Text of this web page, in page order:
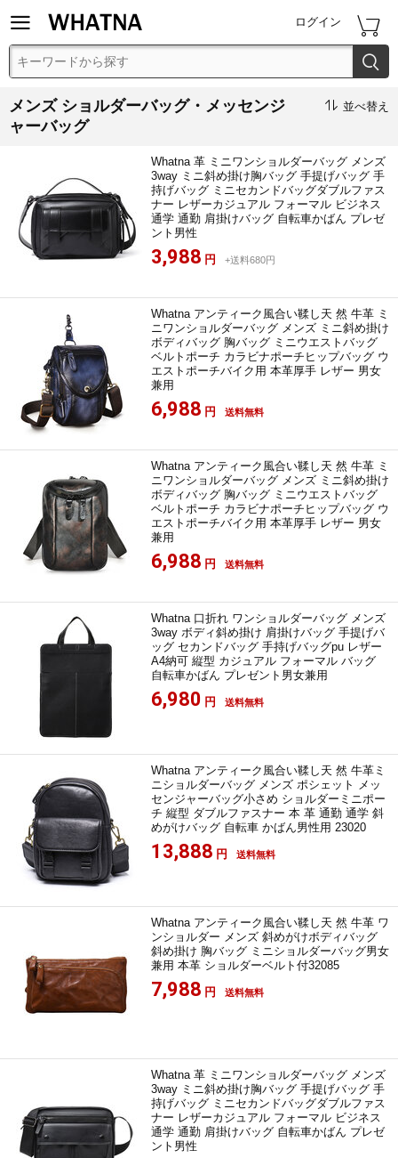
 ログイン 

メンズ ショルダーバッグ・メッセンジ
ャーバッグ
 並べ替え
Whatna 革 ミニワンショルダーバッグ メンズ
3way ミニ斜め掛け胸バッグ 手提げバッグ 手
持げバッグ ミニセカンドバッグダブルファス
ナー レザーカジュアル フォーマル ビジネス
通学 通勤 肩掛けバッグ 自転車かばん プレゼ
ント男性
3,988 円 +送料680円
Whatna アンティーク風合い鞣し天 然 牛革 ミ
ニワンショルダーバッグ メンズ ミニ斜め掛け
ボディバッグ 胸バッグ ミニウエストバッグ
ベルトポーチ カラビナポーチヒップバッグ ウ
エストポーチバイク用 本革厚手 レザー 男女
兼用
6,988 円 送料無料
Whatna アンティーク風合い鞣し天 然 牛革 ミ
ニワンショルダーバッグ メンズ ミニ斜め掛け
ボディバッグ 胸バッグ ミニウエストバッグ
ベルトポーチ カラビナポーチヒップバッグ ウ
エストポーチバイク用 本革厚手 レザー 男女
兼用
6,988 円 送料無料
Whatna 口折れ ワンショルダーバッグ メンズ
3way ボディ斜め掛け 肩掛けバッグ 手提げバ
ッグ セカンドバッグ 手持げバッグpu レザー
A4納可 縦型 カジュアル フォーマル バッグ
自転車かばん プレゼント男女兼用
6,980 円 送料無料
Whatna アンティーク風合い鞣し天 然 牛革ミ
ニショルダーバッグ メンズ ポシェット メッ
センジャーバッグ小さめ ショルダーミニポー
チ 縦型 ダブルファスナー 本 革 通勤 通学 斜
めがけバッグ 自転車 かばん男性用 23020
13,888 円 送料無料
Whatna アンティーク風合い鞣し天 然 牛革 ワ
ンショルダー メンズ 斜めがけボディバッグ
斜め掛け 胸バッグ ミニショルダーバッグ男女
兼用 本革 ショルダーベルト付32085
7,988 円 送料無料
Whatna 革 ミニワンショルダーバッグ メンズ
3way ミニ斜め掛け胸バッグ 手提げバッグ 手
持げバッグ ミニセカンドバッグダブルファス
ナー レザーカジュアル フォーマル ビジネス
通学 通勤 肩掛けバッグ 自転車かばん プレゼ
ント男性